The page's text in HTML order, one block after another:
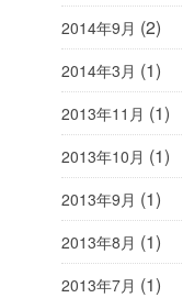
2014年9月 (2)
2014年3月 (1)
2013年11月 (1)
2013年10月 (1)
2013年9月 (1)
2013年8月 (1)
2013年7月 (1)